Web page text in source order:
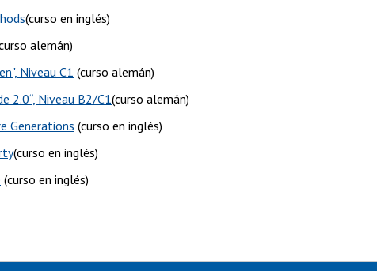
(curso en inglés)
alemán)
Niveau C1 (curso alemán)
2.0“, Niveau B2/C1(curso alemán)
Generations (curso en inglés)
(curso en inglés)
(curso en inglés)